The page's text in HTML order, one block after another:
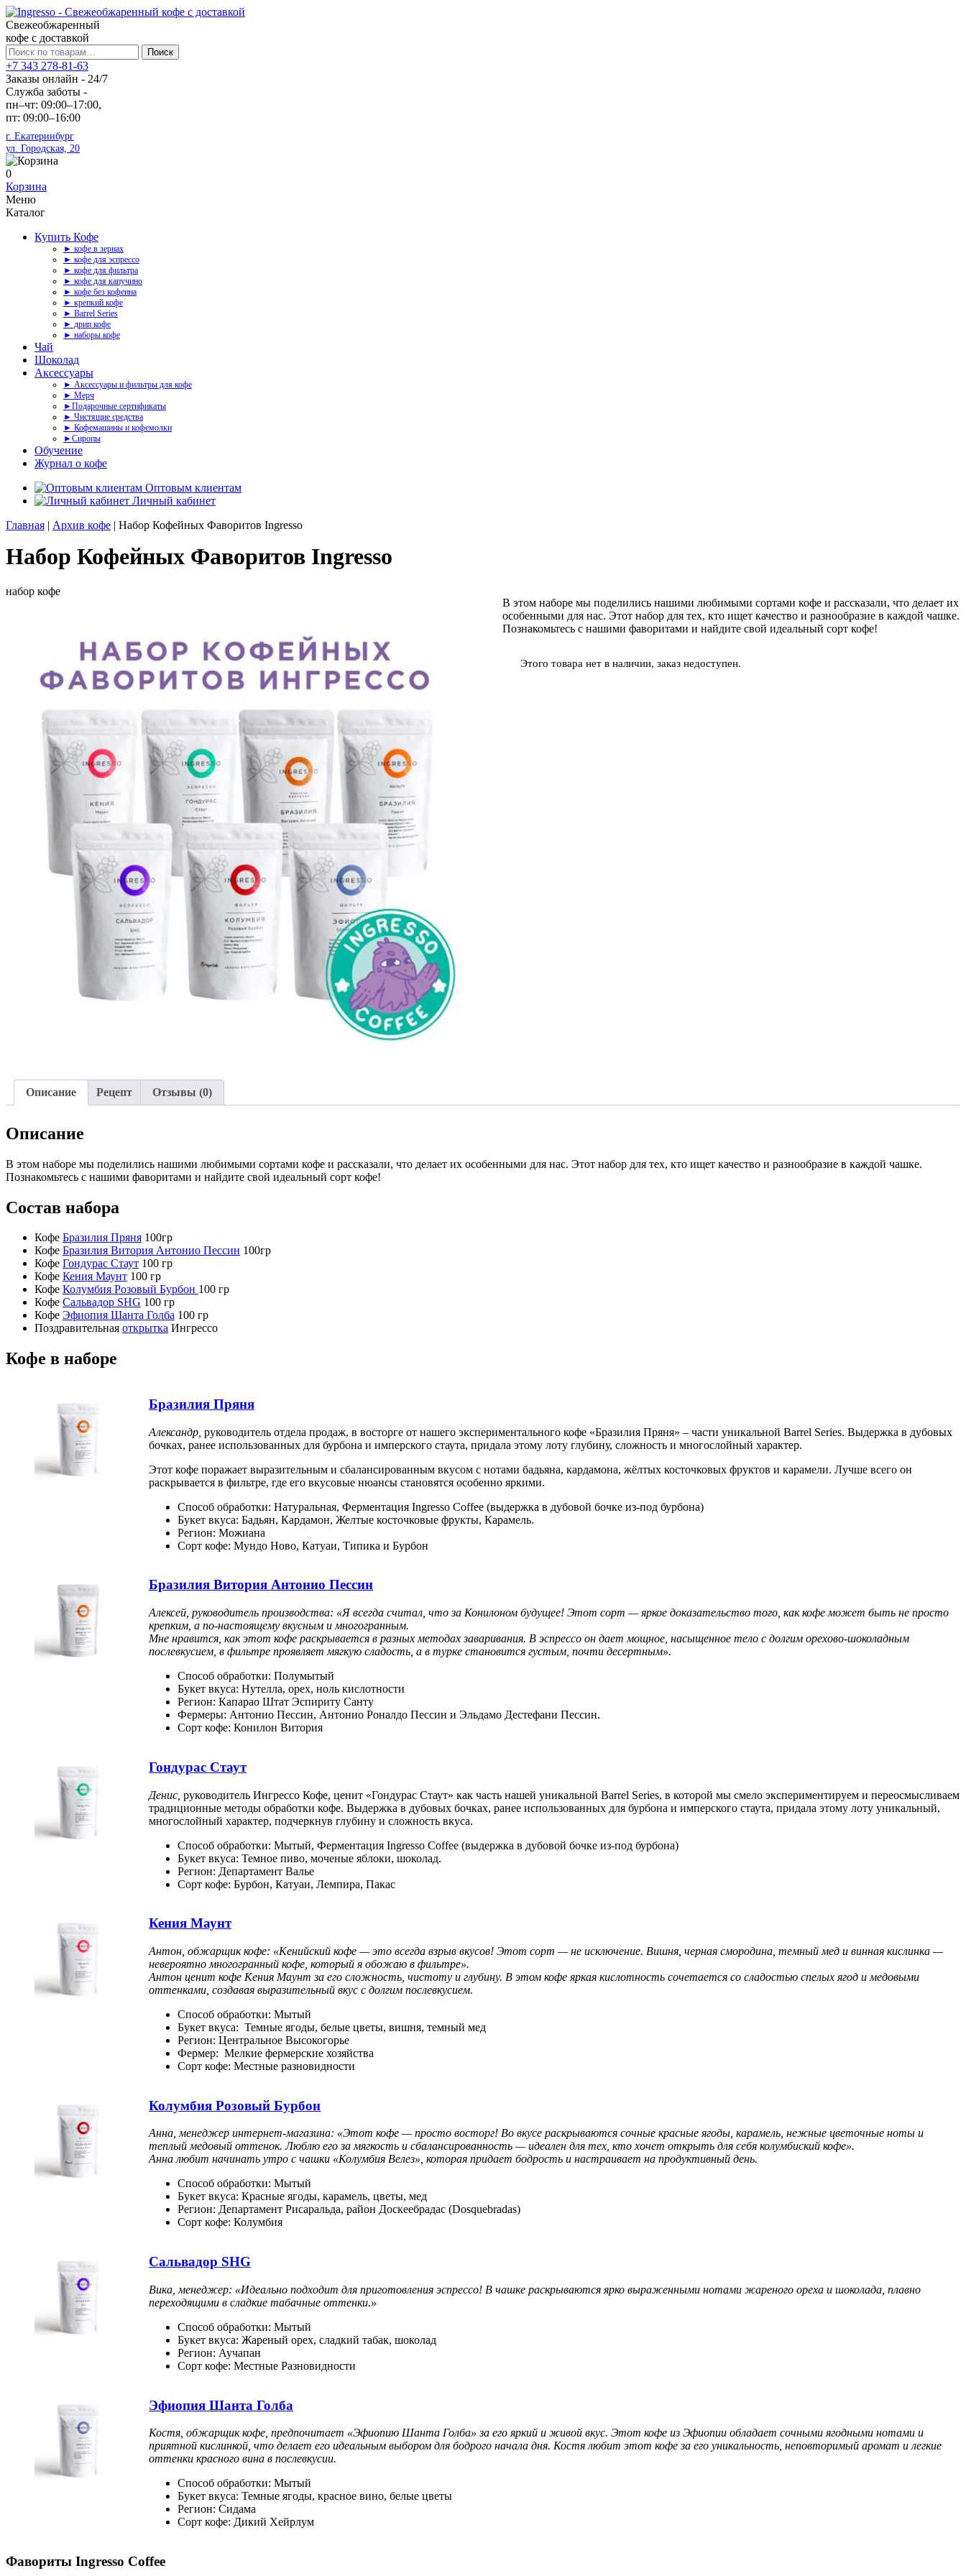
Свежеобжаренный
кофе с доставкой
Искать:
Поиск
+7 343 278-81-63
Заказы онлайн - 24/7
Служба заботы -
пн–чт: 09:00–17:00,
пт: 09:00–16:00
г. Екатеринбург
ул. Городская, 20
0
Корзина
Меню
Каталог
Купить Кофе
► кофе в зернах
► кофе для эспрессо
► кофе для фильтра
► кофе для капучино
► кофе без кофеина
► крепкий кофе
► Barrel Series
► дрип кофе
► наборы кофе
Чай
Шоколад
Аксессуары
► Аксессуары и фильтры для кофе
► Мерч
►Подарочные сертификаты
► Чистящие средства
► Кофемашины и кофемолки
►Сиропы
Обучение
Журнал о кофе
Оптовым клиентам
Личный кабинет
Главная | Архив кофе | Набор Кофейных Фаворитов Ingresso
Набор Кофейных Фаворитов Ingresso
набор кофе
В этом наборе мы поделились нашими любимыми сортами кофе и рассказали, что делает их
особенными для нас. Этот набор для тех, кто ищет качество и разнообразие в каждой чашке.
Познакомьтесь с нашими фаворитами и найдите свой идеальный сорт кофе!
Этого товара нет в наличии, заказ недоступен.
Описание Рецепт Отзывы (0)
Описание
В этом наборе мы поделились нашими любимыми сортами кофе и рассказали, что делает их особенными для нас. Этот набор для тех, кто ищет качество и разнообразие в каждой чашке.
Познакомьтесь с нашими фаворитами и найдите свой идеальный сорт кофе!
Состав набора
Кофе Бразилия Пряня 100гр
Кофе Бразилия Витория Антонио Пессин 100гр
Кофе Гондурас Стаут 100 гр
Кофе Кения Маунт 100 гр
Кофе Колумбия Розовый Бурбон 100 гр
Кофе Сальвадор SHG 100 гр
Кофе Эфиопия Шанта Голба 100 гр
Поздравительная открытка Ингрессо
Кофе в наборе
Бразилия Пряня
Александр, руководитель отдела продаж, в восторге от нашего экспериментального кофе «Бразилия Пряня» – части уникальной Barrel Series. Выдержка в дубовых
бочках, ранее использованных для бурбона и имперского стаута, придала этому лоту глубину, сложность и многослойный характер.
Этот кофе поражает выразительным и сбалансированным вкусом с нотами бадьяна, кардамона, жёлтых косточковых фруктов и карамели. Лучше всего он
раскрывается в фильтре, где его вкусовые нюансы становятся особенно яркими.
Способ обработки: Натуральная, Ферментация Ingresso Coffee (выдержка в дубовой бочке из-под бурбона)
Букет вкуса: Бадьян, Кардамон, Желтые косточковые фрукты, Карамель.
Регион: Можиана
Сорт кофе: Мундо Ново, Катуаи, Типика и Бурбон
Бразилия Витория Антонио Пессин
Алексей, руководитель производства: «Я всегда считал, что за Конилоном будущее! Этот сорт — яркое доказательство того, как кофе может быть не просто
крепким, а по-настоящему вкусным и многогранным.
Мне нравится, как этот кофе раскрывается в разных методах заваривания. В эспрессо он дает мощное, насыщенное тело с долгим орехово-шоколадным
послевкусием, в фильтре проявляет мягкую сладость, а в турке становится густым, почти десертным».
Способ обработки: Полумытый
Букет вкуса: Нутелла, орех, ноль кислотности
Регион: Капарао Штат Эспириту Санту
Фермеры: Антонио Пессин, Антонио Роналдо Пессин и Эльдамо Дестефани Пессин.
Сорт кофе: Конилон Витория
Гондурас Стаут
Денис, руководитель Ингрессо Кофе, ценит «Гондурас Стаут» как часть нашей уникальной Barrel Series, в которой мы смело экспериментируем и переосмысливаем
традиционные методы обработки кофе. Выдержка в дубовых бочках, ранее использованных для бурбона и имперского стаута, придала этому лоту уникальный,
многослойный характер, подчеркнув глубину и сложность вкуса.
Способ обработки: Мытый, Ферментация Ingresso Coffee (выдержка в дубовой бочке из-под бурбона)
Букет вкуса: Темное пиво, моченые яблоки, шоколад.
Регион: Департамент Валье
Сорт кофе: Бурбон, Катуаи, Лемпира, Пакас
Кения Маунт
Антон, обжарщик кофе: «Кенийский кофе — это всегда взрыв вкусов! Этот сорт — не исключение. Вишня, черная смородина, темный мед и винная кислинка —
невероятно многогранный кофе, который я обожаю в фильтре».
Антон ценит кофе Кения Маунт за его сложность, чистоту и глубину. В этом кофе яркая кислотность сочетается со сладостью спелых ягод и медовыми
оттенками, создавая выразительный вкус с долгим послевкусием.
Способ обработки: Мытый
Букет вкуса: Темные ягоды, белые цветы, вишня, темный мед
Регион: Центральное Высокогорье
Фермер: Мелкие фермерские хозяйства
Сорт кофе: Местные разновидности
Колумбия Розовый Бурбон
Анна, менеджер интернет-магазина: «Этот кофе — просто восторг! Во вкусе раскрываются сочные красные ягоды, карамель, нежные цветочные ноты и
теплый медовый оттенок. Люблю его за мягкость и сбалансированность — идеален для тех, кто хочет открыть для себя колумбиский кофе».
Анна любит начинать утро с чашки «Колумбия Велез», которая придает бодрость и настраивает на продуктивный день.
Способ обработки: Мытый
Букет вкуса: Красные ягоды, карамель, цветы, мед
Регион: Департамент Рисаральда, район Доскеебрадас (Dosquebradas)
Сорт кофе: Колумбия
Сальвадор SHG
Вика, менеджер: «Идеально подходит для приготовления эспрессо! В чашке раскрываются ярко выраженными нотами жареного ореха и шоколада, плавно
переходящими в сладкие табачные оттенки.»
Способ обработки: Мытый
Букет вкуса: Жареный орех, сладкий табак, шоколад
Регион: Аучапан
Сорт кофе: Местные Разновидности
Эфиопия Шанта Голба
Костя, обжарщик кофе, предпочитает «Эфиопию Шанта Голба» за его яркий и живой вкус. Этот кофе из Эфиопии обладает сочными ягодными нотами и
приятной кислинкой, что делает его идеальным выбором для бодрого начала дня. Костя любит этот кофе за его уникальность, неповторимый аромат и легкие
оттенки красного вина в послевкусии.
Способ обработки: Мытый
Букет вкуса: Темные ягоды, красное вино, белые цветы
Регион: Сидама
Сорт кофе: Дикий Хейрлум
Фавориты Ingresso Coffee